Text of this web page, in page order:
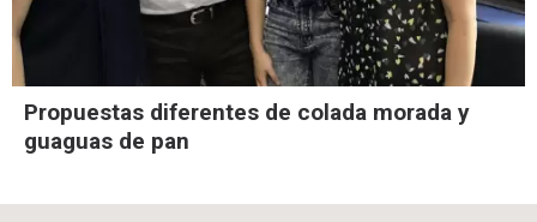
Propuestas diferentes de colada morada y
guaguas de pan